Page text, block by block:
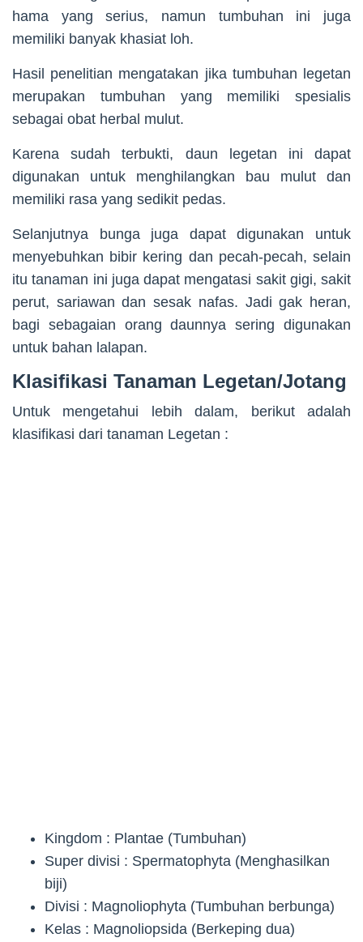
hama yang serius, namun tumbuhan ini juga
memiliki banyak khasiat loh.
Hasil penelitian mengatakan jika tumbuhan legetan
merupakan tumbuhan yang memiliki spesialis
sebagai obat herbal mulut.
Karena sudah terbukti, daun legetan ini dapat
digunakan untuk menghilangkan bau mulut dan
memiliki rasa yang sedikit pedas.
Selanjutnya bunga juga dapat digunakan untuk
menyebuhkan bibir kering dan pecah-pecah, selain
itu tanaman ini juga dapat mengatasi sakit gigi, sakit
perut, sariawan dan sesak nafas. Jadi gak heran,
bagi sebagaian orang daunnya sering digunakan
untuk bahan lalapan.
Klasifikasi Tanaman Legetan/Jotang
Untuk mengetahui lebih dalam, berikut adalah
klasifikasi dari tanaman Legetan :
Kingdom : Plantae (Tumbuhan)
Super divisi : Spermatophyta (Menghasilkan
biji)
Divisi : Magnoliophyta (Tumbuhan berbunga)
Kelas : Magnoliopsida (Berkeping dua)